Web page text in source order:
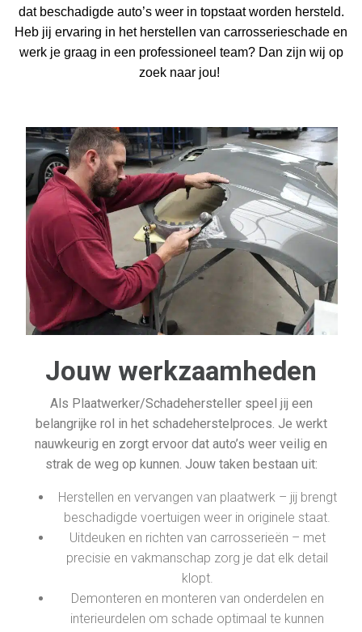
dat beschadigde auto’s weer in topstaat worden hersteld.
Heb jij ervaring in het herstellen van carrosserieschade en
werk je graag in een professioneel team? Dan zijn wij op
zoek naar jou!
Jouw werkzaamheden
Als Plaatwerker/Schadehersteller speel jij een
belangrijke rol in het schadeherstelproces. Je werkt
nauwkeurig en zorgt ervoor dat auto’s weer veilig en
strak de weg op kunnen. Jouw taken bestaan uit:
Herstellen en vervangen van plaatwerk – jij brengt
beschadigde voertuigen weer in originele staat.
Uitdeuken en richten van carrosserieën – met
precisie en vakmanschap zorg je dat elk detail
klopt.
Demonteren en monteren van onderdelen en
interieurdelen om schade optimaal te kunnen